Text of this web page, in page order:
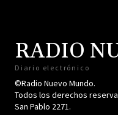
RADIO
Diario electrónico
©Radio Nuevo Mundo.
Todos los derechos
San Pablo 2271.